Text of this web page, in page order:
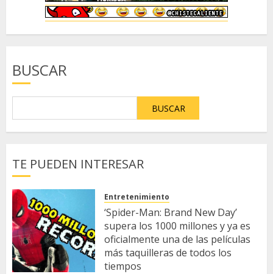
BUSCAR
BUSCAR
TE PUEDEN INTERESAR
Entretenimiento
‘Spider-Man: Brand New Day’
supera los 1000 millones y ya es
oficialmente una de las películas
más taquilleras de todos los
tiempos